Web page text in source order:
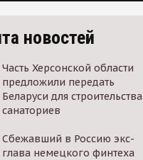
новостей
Часть Херсонской области
предложили передать
Беларуси для строительства
санаториев
Сбежавший в Россию экс-
глава немецкого финтеха